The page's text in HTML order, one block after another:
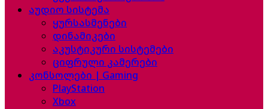
აუდიო სისტემა
ყურსასმენები
დინამიკები
აკუსტიკური სისტემები
ციფრული კამერები
კონსოლები | Gaming
PlayStation
Xbox